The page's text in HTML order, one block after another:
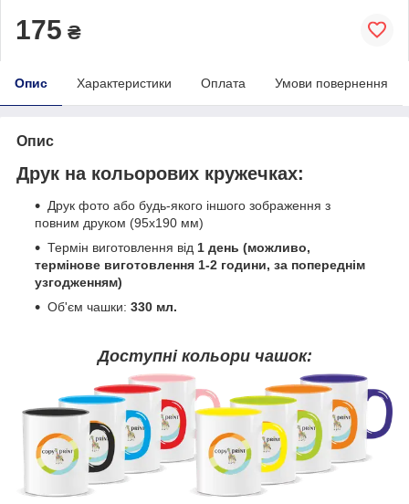
175 ₴
Опис Характеристики Оплата Умови повернення
Опис
Друк на кольорових кружечках:
Друк фото або будь-якого іншого зображення з
повним друком (95х190 мм)
Термін виготовлення від 1 день (можливо,
термінове виготовлення 1-2 години, за попереднім
узгодженням)
Об'єм чашки: 330 мл.
Доступні кольори чашок: